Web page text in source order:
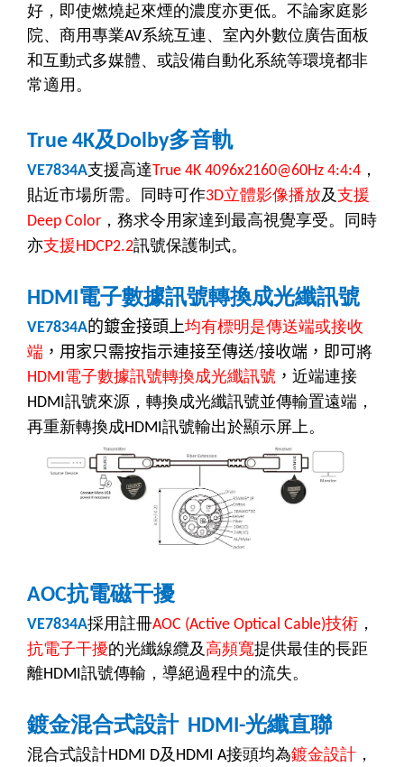
好，即使燃燒起來煙的濃度亦更低。不論家庭影
院、商用專業AV系統互連、室內外數位廣告面板
和互動式多媒體、或設備自動化系統等環境都非
常適用。
True 4K及Dolby多音軌
VE7834A支援高達True 4K 4096x2160@60Hz 4:4:4 ，
貼近市場所需。同時可作3D立體影像播放及支援
Deep Color ，務求令用家達到最高視覺享受。同時
亦支援HDCP2.2訊號保護制式。
HDMI電子數據訊號轉換成光纖訊號
VE7834A的鍍金接頭上均有標明是傳送端或接收
端 ，用家只需按指示連接至傳送/接收端，即可將
HDMI電子數據訊號轉換成光纖訊號 ， 近端連接
HDMI訊號來源，轉換成光纖訊號並傳輸置遠端，
再重新轉換成HDMI訊號輸出於顯示屏上。
AOC抗電磁干擾
VE7834A採用註冊AOC (Active Optical Cable)技術 ，
抗電子干擾的光纖線纜及高頻寬提供最佳的長距
離HDMI訊號傳輸，導絕過程中的流失。
鍍金混合式設計HDMI-光纖直聯
混合式設計HDMI D及 HDMI A接頭均為鍍金設計 ，